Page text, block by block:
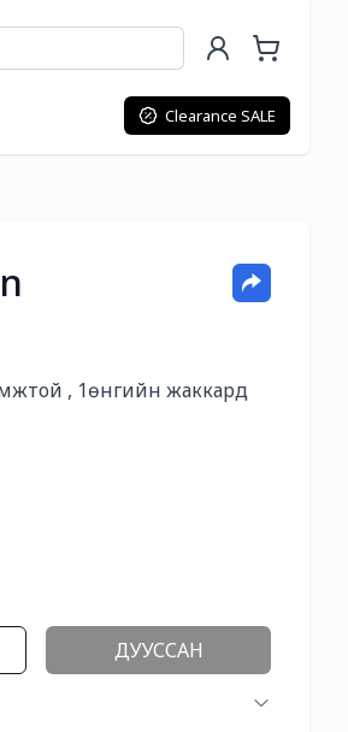
Clearance SALE
, 1өнгийн жаккард
ДУУССАН